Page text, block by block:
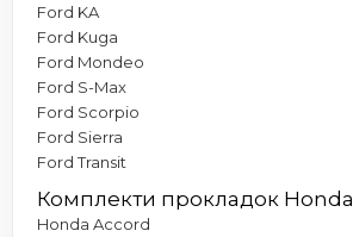
Ford KA
Ford Kuga
Ford Mondeo
Ford S-Max
Ford Scorpio
Ford Sierra
Ford Transit
Комплекти прокладок Honda
Honda Accord